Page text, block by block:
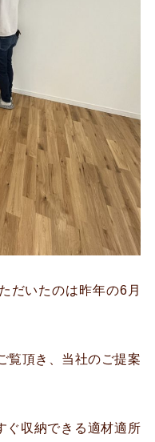
だいたのは昨年の6月
覧頂き、当社のご提案
ぐ収納できる適材適所